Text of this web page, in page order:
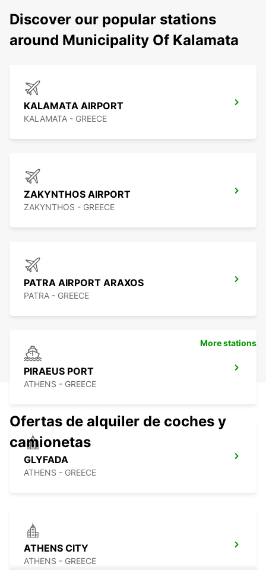
Discover our popular stations
around Municipality Of Kalamata
KALAMATA AIRPORT
KALAMATA - GREECE
ZAKYNTHOS AIRPORT
ZAKYNTHOS - GREECE
PATRA AIRPORT ARAXOS
PATRA - GREECE
PIRAEUS PORT
ATHENS - GREECE
GLYFADA
ATHENS - GREECE
ATHENS CITY
ATHENS - GREECE
More stations
Ofertas de alquiler de coches y
camionetas